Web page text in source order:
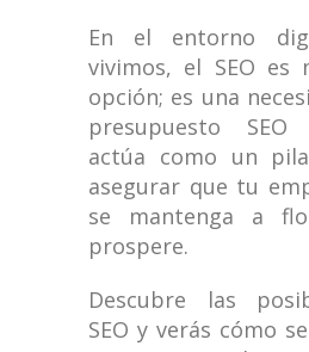
En el entorno
vivimos, el SEO es
opción; es una
presupuesto
actúa como un
asegurar que tu
se mantenga a
prospere.
Descubre las
SEO y verás cómo